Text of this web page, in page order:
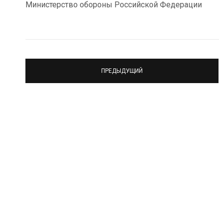
Министерство обороны Российской Федерации
ПРЕДЫДУЩИЙ